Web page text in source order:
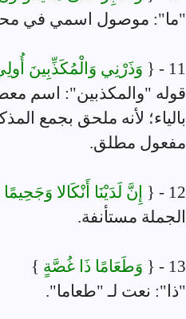
"ما": موصول اسمي في محل
11 - { وَذَرْنِي وَالْمُكَذِّبِينَ
قوله "والمكذبين": اسم
بالياء؛ لأنه ملحق بجمع
مفعول مطلق.
12 - { إِنَّ لَدَيْنَا أَنْكَالا وَجَحِيمًا
الجملة مستأنفة.
13 - { وَطَعَامًا ذَا غُصَّةٍ }
"ذا": نعت لـ "طعاما".